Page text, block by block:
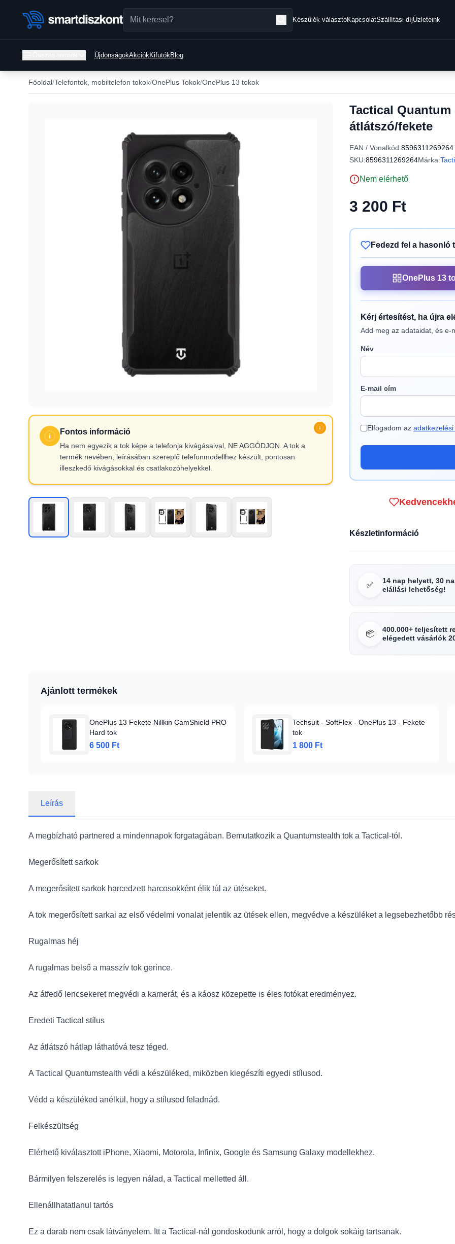
Készülék választóKapcsolatSzállítási díjÜzleteink
ÚjdonságokAkciókKifutókBlog
Főoldal Telefontok, mobiltelefon tokok OnePlus Tokok OnePlus 13 tokok
Fontos információ
Ha nem egyezik a tok képe a telefonja kivágásaival, NE AGGÓDJON. A tok a
termék nevében, leírásában szereplő telefonmodellhez készült, pontosan
illeszkedő kivágásokkal és csatlakozóhelyekkel.
Tactical
átlátszó/fekete
EAN / Vonalkód:8596311269264
SKU:8596311269264Márka:
Nem elérhető
3 200 Ft
Fedezd fel a hasonló
OnePlus 13
Kérj értesítést, ha újra
Add meg az adataidat, és e-
Név
E-mail cím
Elfogadom az
Készletinformáció
✅
14 nap helyett, 30
elállási lehetőség!
📦
400.000+ teljesített
elégedett vásárlók
Ajánlott termékek
OnePlus 13 Fekete Nillkin CamShield PRO
Hard tok
6 500 Ft
Techsuit - SoftFlex - OnePlus 13 - Fekete
tok
1 800 Ft
Leírás
A megbízható partnered a mindennapok forgatagában. Bemutatkozik a Quantumstealth tok a Tactical-tól.
Megerősített sarkok
A megerősített sarkok harcedzett harcosokként élik túl az ütéseket.
A tok megerősített sarkai az első védelmi vonalat jelentik az ütések ellen, megvédve a készüléket a legsebezhetőbb
Rugalmas héj
A rugalmas belső a masszív tok gerince.
Az átfedő lencsekeret megvédi a kamerát, és a káosz közepette is éles fotókat eredményez.
Eredeti Tactical stílus
Az átlátszó hátlap láthatóvá tesz téged.
A Tactical Quantumstealth védi a készüléked, miközben kiegészíti egyedi stílusod.
Védd a készüléked anélkül, hogy a stílusod feladnád.
Felkészültség
Elérhető kiválasztott iPhone, Xiaomi, Motorola, Infinix, Google és Samsung Galaxy modellekhez.
Bármilyen felszerelés is legyen nálad, a Tactical melletted áll.
Ellenállhatatlanul tartós
Ez a darab nem csak látványelem. Itt a Tactical-nál gondoskodunk arról, hogy a dolgok sokáig tartsanak.